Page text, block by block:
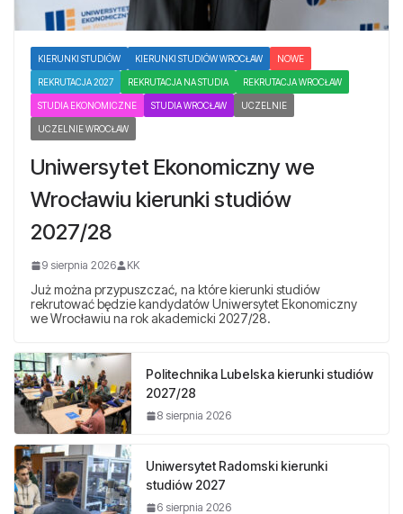
KIERUNKI STUDIÓW KIERUNKI STUDIÓW WROCŁAW NOWE
REKRUTACJA 2027 REKRUTACJA NA STUDIA REKRUTACJA WROCŁAW
STUDIA EKONOMICZNE STUDIA WROCŁAW UCZELNIE
UCZELNIE WROCŁAW
Uniwersytet Ekonomiczny we
Wrocławiu kierunki studiów
2027/28
9 sierpnia 2026 KK
Już można przypuszczać, na które kierunki studiów
rekrutować będzie kandydatów Uniwersytet Ekonomiczny
we Wrocławiu na rok akademicki 2027/28.
Politechnika Lubelska kierunki studiów
2027/28
8 sierpnia 2026
Uniwersytet Radomski kierunki
studiów 2027
6 sierpnia 2026